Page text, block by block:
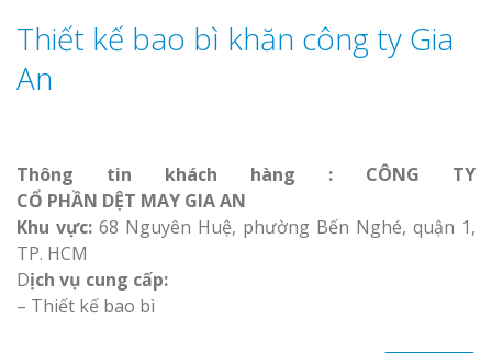
Thiết kế bao bì khăn công ty Gia
An
Thông tin khách hàng : CÔNG TY
CỔ PHẦN DỆT MAY GIA AN
Khu vực: 68 Nguyên Huệ, phường Bến Nghé, quận 1,
TP. HCM
Dịch vụ cung cấp:
– Thiết kế bao bì